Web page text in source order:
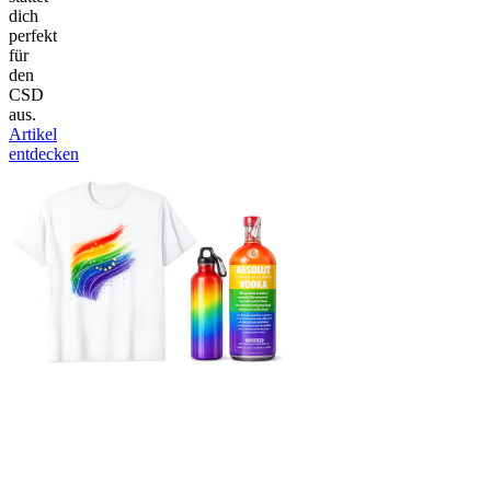
dich
perfekt
für
den
CSD
aus.
Artikel
entdecken